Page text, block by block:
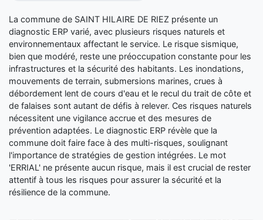
La commune de SAINT HILAIRE DE RIEZ présente un
diagnostic ERP varié, avec plusieurs risques naturels et
environnementaux affectant le service. Le risque sismique,
bien que modéré, reste une préoccupation constante pour les
infrastructures et la sécurité des habitants. Les inondations,
mouvements de terrain, submersions marines, crues à
débordement lent de cours d'eau et le recul du trait de côte et
de falaises sont autant de défis à relever. Ces risques naturels
nécessitent une vigilance accrue et des mesures de
prévention adaptées. Le diagnostic ERP révèle que la
commune doit faire face à des multi-risques, soulignant
l'importance de stratégies de gestion intégrées. Le mot
'ERRIAL' ne présente aucun risque, mais il est crucial de rester
attentif à tous les risques pour assurer la sécurité et la
résilience de la commune.